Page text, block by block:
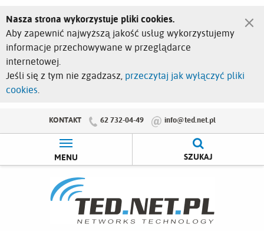
Nasza strona wykorzystuje pliki cookies.
Aby zapewnić najwyższą jakość usług wykorzystujemy
informacje przechowywane w przeglądarce
internetowej.
Jeśli się z tym nie zgadzasz, przeczytaj jak wyłączyć pliki
cookies.
×
KONTAKT 62 732-04-49 info@ted.net.pl
MENU SZUKAJ